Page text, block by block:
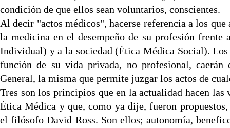
condición de que ellos sean voluntarios, conscientes.
Al decir "actos médicos", hacerse referencia a los
la medicina en el desempeño de su profesión frente
Individual) y a la sociedad (Ética Médica Social). Los
función de su vida privada, no profesional,
General, la misma que permite juzgar los actos de
Tres son los principios que en la actualidad hacen las
Ética Médica y que, como ya dije, fueron
el filósofo David Ross. Son ellos; autonomía,